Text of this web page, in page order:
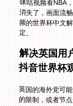
定。
解决英国用
抖音世界杯
英国的海外党可
的限制，或者节